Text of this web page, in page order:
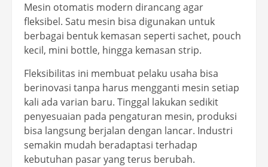
Mesin otomatis modern dirancang agar
fleksibel. Satu mesin bisa digunakan untuk
berbagai bentuk kemasan seperti sachet, pouch
kecil, mini bottle, hingga kemasan strip.
Fleksibilitas ini membuat pelaku usaha bisa
berinovasi tanpa harus mengganti mesin setiap
kali ada varian baru. Tinggal lakukan sedikit
penyesuaian pada pengaturan mesin, produksi
bisa langsung berjalan dengan lancar. Industri
semakin mudah beradaptasi terhadap
kebutuhan pasar yang terus berubah.